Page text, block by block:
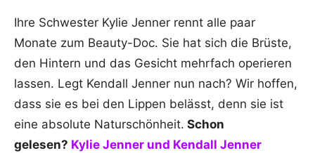
Ihre Schwester Kylie Jenner rennt alle paar
Monate zum Beauty-Doc. Sie hat sich die Brüste,
den Hintern und das Gesicht mehrfach operieren
lassen. Legt Kendall Jenner nun nach? Wir hoffen,
dass sie es bei den Lippen belässt, denn sie ist
eine absolute Naturschönheit. Schon
gelesen? Kylie Jenner und Kendall Jenner